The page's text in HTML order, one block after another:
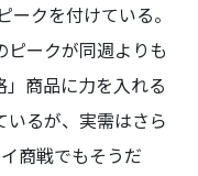
クを付けている。
ピークが同週よりも
商品に力を入れる
るが、実需はさら
商戦でもそうだ